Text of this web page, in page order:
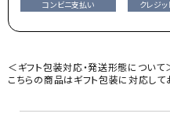
コンビニ支払い クレジ
＜ギフト包装対応・発送形態について
こちらの商品はギフト包装に対応して